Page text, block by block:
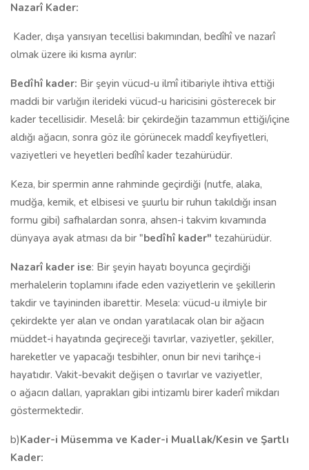
Nazarî Kader:
Kader, dışa yansıyan tecellisi bakımından, bedîhî ve nazarî
olmak üzere iki kısma ayrılır:
Bedîhî kader: Bir şeyin vücud-u ilmî itibariyle ihtiva ettiği
maddi bir varlığın ilerideki vücud-u haricisini gösterecek bir
kader tecellisidir. Meselâ: bir çekirdeğin tazammun ettiği/içine
aldığı ağacın, sonra göz ile görünecek maddî keyfiyetleri,
vaziyetleri ve heyetleri bedîhî kader tezahürüdür.
Keza, bir spermin anne rahminde geçirdiği (nutfe, alaka,
mudğa, kemik, et elbisesi ve şuurlu bir ruhun takıldığı insan
formu gibi) safhalardan sonra, ahsen-i takvim kıvamında
dünyaya ayak atması da bir "bedîhî kader" tezahürüdür.
Nazarî kader ise: Bir şeyin hayatı boyunca geçirdiği
merhalelerin toplamını ifade eden vaziyetlerin ve şekillerin
takdir ve tayininden ibarettir. Mesela: vücud-u ilmiyle bir
çekirdekte yer alan ve ondan yaratılacak olan bir ağacın
müddet-i hayatında geçireceği tavırlar, vaziyetler, şekiller,
hareketler ve yapacağı tesbihler, onun bir nevi tarihçe-i
hayatıdır. Vakit-bevakit değişen o tavırlar ve vaziyetler,
o ağacın dalları, yaprakları gibi intizamlı birer kaderî mikdarı
göstermektedir.
b)Kader-i Müsemma ve Kader-i Muallak/Kesin ve Şartlı
Kader: